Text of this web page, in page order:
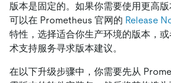
版本是固定的。如果你需要使用更高
可以在 Prometheus 官网的 Release
特性，选择适合你生产环境的版本，
术支持服务寻求版本建议。
在以下升级步骤中，你需要先从